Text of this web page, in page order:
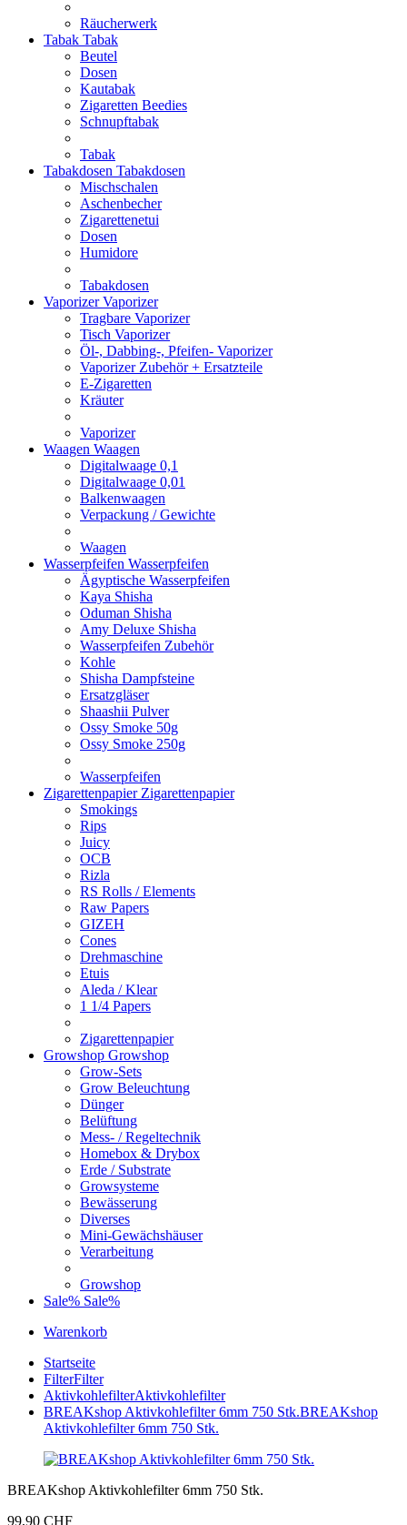
Räucherwerk
Tabak Tabak
Beutel
Dosen
Kautabak
Zigaretten Beedies
Schnupftabak
Tabak
Tabakdosen Tabakdosen
Mischschalen
Aschenbecher
Zigarettenetui
Dosen
Humidore
Tabakdosen
VaporizerVaporizer
Tragbare Vaporizer
Tisch Vaporizer
Öl-, Dabbing-, Pfeifen- Vaporizer
Vaporizer Zubehör + Ersatzteile
E-Zigaretten
Kräuter
Vaporizer
Waagen Waagen
Digitalwaage 0,1
Digitalwaage 0,01
Balkenwaagen
Verpackung / Gewichte
Waagen
Wasserpfeifen Wasserpfeifen
Ägyptische Wasserpfeifen
Kaya Shisha
Oduman Shisha
Amy Deluxe Shisha
Wasserpfeifen Zubehör
Kohle
Shisha Dampfsteine
Ersatzgläser
Shaashii Pulver
Ossy Smoke 50g
Ossy Smoke 250g
Wasserpfeifen
Zigarettenpapier Zigarettenpapier
Smokings
Rips
Juicy
OCB
Rizla
RS Rolls / Elements
Raw Papers
GIZEH
Cones
Drehmaschine
Etuis
Aleda / Klear
1 1/4 Papers
Zigarettenpapier
Growshop Growshop
Grow-Sets
Grow Beleuchtung
Dünger
Belüftung
Mess- / Regeltechnik
Homebox & Drybox
Erde / Substrate
Growsysteme
Bewässerung
Diverses
Mini-Gewächshäuser
Verarbeitung
Growshop
Sale% Sale%
Warenkorb
Startseite
FilterFilter
AktivkohlefilterAktivkohlefilter
BREAKshop Aktivkohlefilter 6mm 750 Stk.BREAKshop
Aktivkohlefilter 6mm 750 Stk.
BREAKshop Aktivkohlefilter 6mm 750 Stk.
99,90 CHF